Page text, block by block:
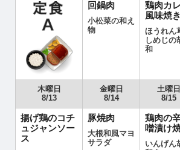
回鍋肉
小松菜の和え
物
鶏肉カ
風味焼き
ほうれん
しめじの
和
木曜日
8/13
金曜日
8/14
土曜日
8/15
揚げ鶏のコチ
ュジャンソー
ス
豚焼肉
大根和風マヨ
サラダ
鶏肉の
噌漬け
いんげん